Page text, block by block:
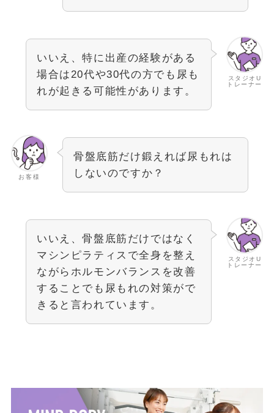
スタジオU
トレーナー
いいえ、特に出産の経験がある
場合は20代や30代の方でも尿も
れが起きる可能性があります。
お客様
骨盤底筋だけ鍛えれば尿もれは
しないのですか？
スタジオU
トレーナー
いいえ、骨盤底筋だけではなく
マシンピラティスで全身を整え
ながらホルモンバランスを改善
することでも尿もれの対策がで
きると言われています。